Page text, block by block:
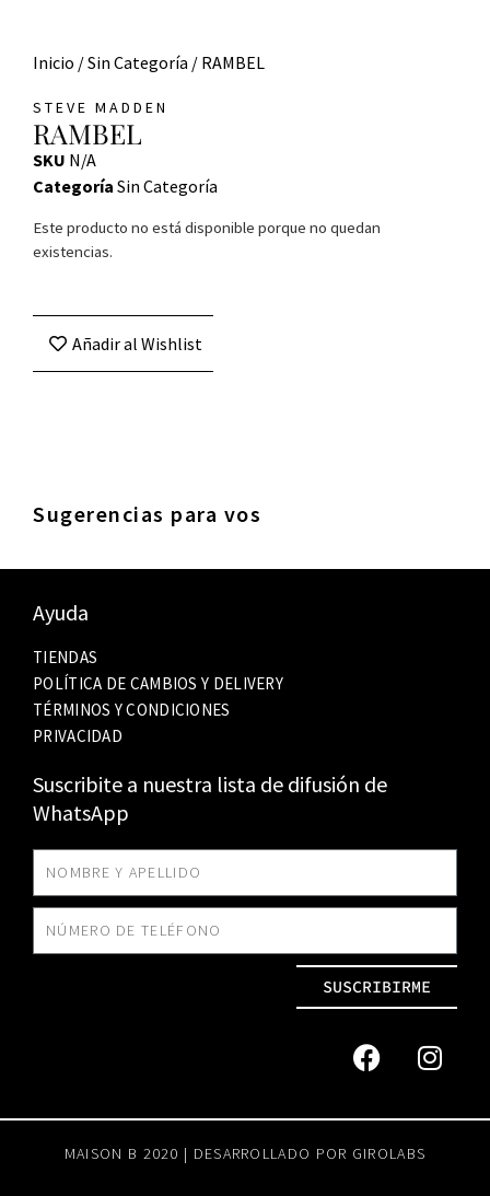
Inicio /Sin Categoría / RAMBEL
STEVE MADDEN
RAMBEL
SKU N/A
Categoría Sin Categoría
Este producto no está disponible porque no quedan
existencias.
Añadir al Wishlist
Sugerencias para vos
Ayuda
TIENDAS
POLÍTICA DE CAMBIOS Y DELIVERY
TÉRMINOS Y CONDICIONES
PRIVACIDAD
Suscribite a nuestra lista de difusión de
WhatsApp
SUSCRIBIRME
MAISON B 2020 | DESARROLLADO POR GIROLABS